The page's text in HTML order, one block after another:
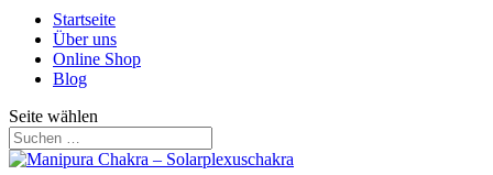
Startseite
Über uns
Online Shop
Blog
Seite wählen